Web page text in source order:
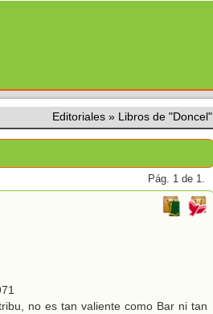
Editoriales » Libros de "Doncel"
Pág. 1 de 1.
no es tan valiente como Bar ni tan